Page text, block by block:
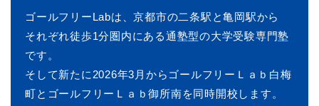
ゴールフリーLabは、京都市の二条駅と亀岡駅から
それぞれ徒歩1分圏内にある通塾型の大学受験専門塾
です。
そして新たに2026年3月からゴールフリーＬａｂ白梅
町とゴールフリーＬａｂ御所南を同時開校します。